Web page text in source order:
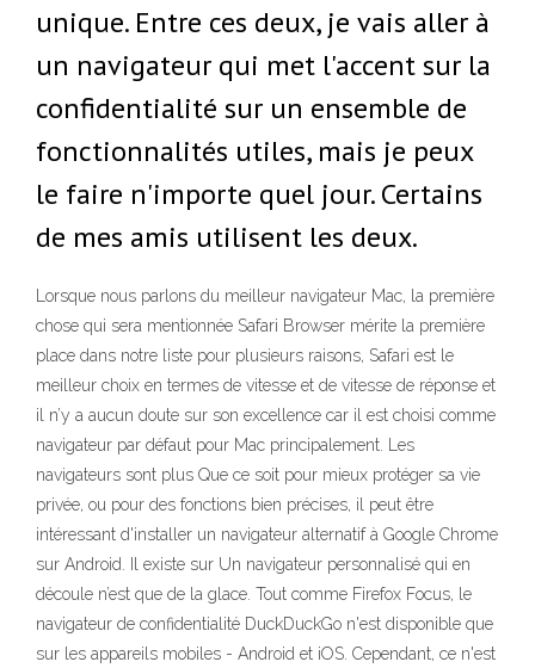
unique. Entre ces deux, je vais aller à
un navigateur qui met l'accent sur la
confidentialité sur un ensemble de
fonctionnalités utiles, mais je peux
le faire n'importe quel jour. Certains
de mes amis utilisent les deux.
Lorsque nous parlons du meilleur navigateur Mac, la première
chose qui sera mentionnée Safari Browser mérite la première
place dans notre liste pour plusieurs raisons, Safari est le
meilleur choix en termes de vitesse et de vitesse de réponse et
il n’y a aucun doute sur son excellence car il est choisi comme
navigateur par défaut pour Mac principalement. Les
navigateurs sont plus Que ce soit pour mieux protéger sa vie
privée, ou pour des fonctions bien précises, il peut être
intéressant d'installer un navigateur alternatif à Google Chrome
sur Android. Il existe sur Un navigateur personnalisé qui en
découle n’est que de la glace. Tout comme Firefox Focus, le
navigateur de confidentialité DuckDuckGo n'est disponible que
sur les appareils mobiles - Android et iOS. Cependant, ce n'est